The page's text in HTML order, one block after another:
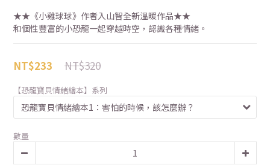
★★《小雞球球》作者入山智全新溫暖作品★★
和個性豐富的小恐龍一起穿越時空，認識各種情緒。
NT$320
NT$233
【恐龍寶貝情緒繪本】系列
數量